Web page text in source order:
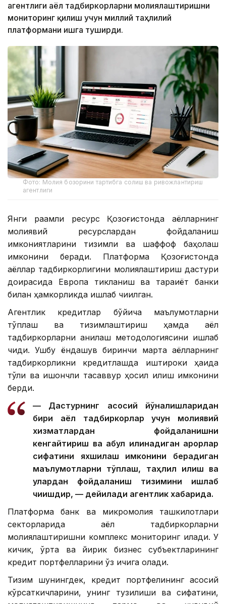
агентлиги аёл тадбиркорларни молиялаштиришни
мониторинг қилиш учун миллий таҳлилий
платформани ишга туширди.
Фото: Молия бозорини тартибга солиш ва ривожлантириш
агентлиги
Янги рақамли ресурс Қозоғистонда аёлларнинг
молиявий ресурслардан фойдаланиш
имкониятларини тизимли ва шаффоф баҳолаш
имконини беради. Платформа Қозоғистонда
аёллар тадбиркорлигини молиялаштириш дастури
доирасида Европа тикланиш ва тараққиёт банки
билан ҳамкорликда ишлаб чиқилган.
Агентлик кредитлар бўйича маълумотларни
тўплаш ва тизимлаштириш ҳамда аёл
тадбиркорларни аниқлаш методологиясини ишлаб
чиқди. Ушбу ёндашув биринчи марта аёлларнинг
тадбиркорликни кредитлашда иштироки ҳақида
тўлиқ ва ишончли тасаввур ҳосил қилиш имконини
берди.
— Дастурнинг асосий йўналишларидан
бири аёл тадбиркорлар учун молиявий
хизматлардан фойдаланишни
кенгайтириш ва қабул қилинадиган қарорлар
сифатини яхшилаш имконини берадиган
маълумотларни тўплаш, таҳлил қилиш ва
улардан фойдаланиш тизимини ишлаб
чиқишдир, — дейилади агентлик хабарида.
Платформа банк ва микромолия ташкилотлари
секторларида аёл тадбиркорларни
молиялаштиришни комплекс мониторинг қилади. У
кичик, ўрта ва йирик бизнес субъектларининг
кредит портфелларини ўз ичига олади.
Тизим шунингдек, кредит портфелининг асосий
кўрсаткичларини, унинг тузилиши ва сифатини,